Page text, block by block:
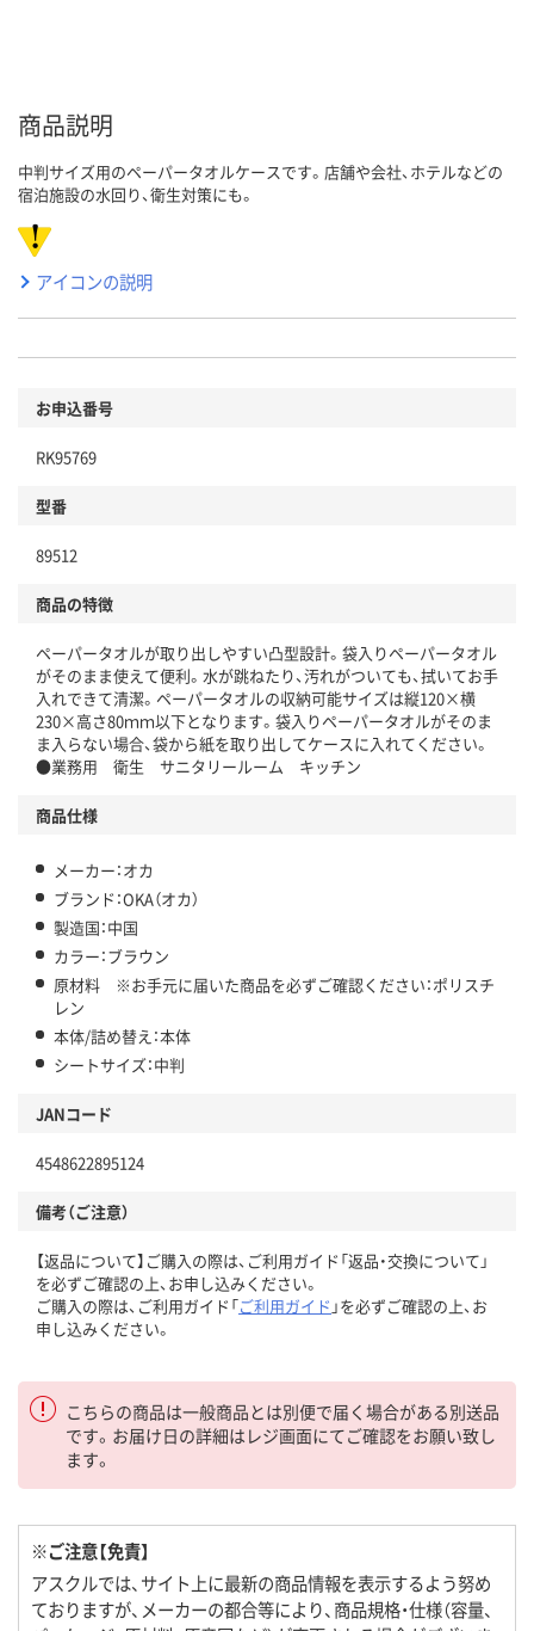
商品説明
中判サイズ用のペーパータオルケースです。店舗や会社、ホテルなどの
宿泊施設の水回り、衛生対策にも。
アイコンの説明
お申込番号
RK95769
型番
89512
商品の特徴
ペーパータオルが取り出しやすい凸型設計。袋入りペーパータオル
がそのまま使えて便利。水が跳ねたり、汚れがついても、拭いてお手
入れできて清潔。ペーパータオルの収納可能サイズは縦120×横
230×高さ80ｍｍ以下となります。袋入りペーパータオルがそのま
ま入らない場合、袋から紙を取り出してケースに入れてください。
●業務用 衛生 サニタリールーム キッチン
商品仕様
メーカー：オカ
ブランド：OKA（オカ）
製造国：中国
カラー：ブラウン
原材料 ※お手元に届いた商品を必ずご確認ください：ポリスチ
レン
本体/詰め替え：本体
シートサイズ：中判
JANコード
4548622895124
備考（ご注意）
【返品について】ご購入の際は、ご利用ガイド「返品・交換について」
を必ずご確認の上、お申し込みください。
ご購入の際は、ご利用ガイド「ご利用ガイド 」を必ずご確認の上、お
申し込みください。
こちらの商品は一般商品とは別便で届く場合がある別送品
です。お届け日の詳細はレジ画面にてご確認をお願い致し
ます。
※ご注意【免責】
アスクルでは、サイト上に最新の商品情報を表示するよう努め
ておりますが、メーカーの都合等により、商品規格・仕様（容量、